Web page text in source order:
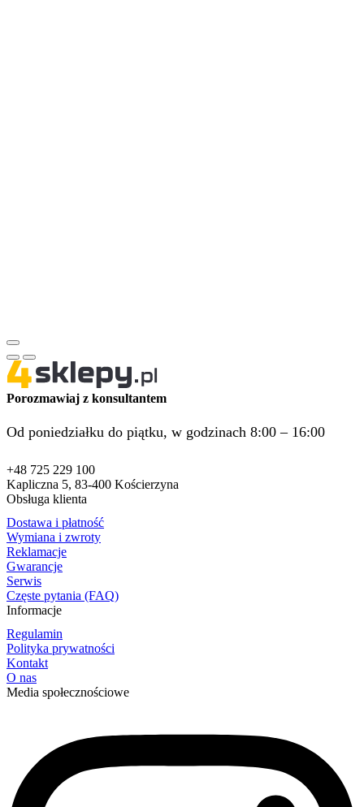
Porozmawiaj z konsultantem
Od poniedziałku do piątku, w godzinach 8:00 – 16:00
+48 725 229 100
Kapliczna 5, 83-400 Kościerzyna
Obsługa klienta
Dostawa i płatność
Wymiana i zwroty
Reklamacje
Gwarancje
Serwis
Częste pytania (FAQ)
Informacje
Regulamin
Polityka prywatności
Kontakt
O nas
Media społecznościowe